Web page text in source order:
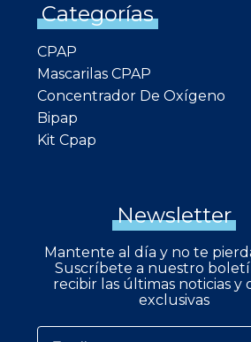
Categorías
CPAP
Mascarilas CPAP
Concentrador De Oxígeno
Bipap
Kit Cpap
Newsletter
Mantente al día y no te
Suscríbete a nuestro
recibir las últimas noticias y
exclusivas